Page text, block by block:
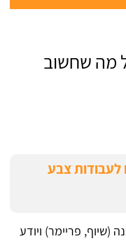
מה שחשוב
לעבודות צבע
(שיוף, פריימר) ויודע